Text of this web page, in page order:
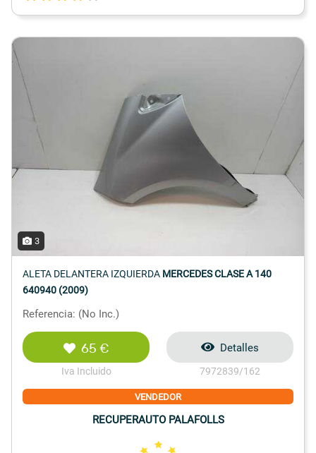
3
ALETA DELANTERA IZQUIERDA MERCEDES CLASE A 140
640940 (2009)
Referencia: (No Inc.)
65 €
Iva Incluido
Detalles
7972839/162
VENDEDOR
RECUPERAUTO PALAFOLLS